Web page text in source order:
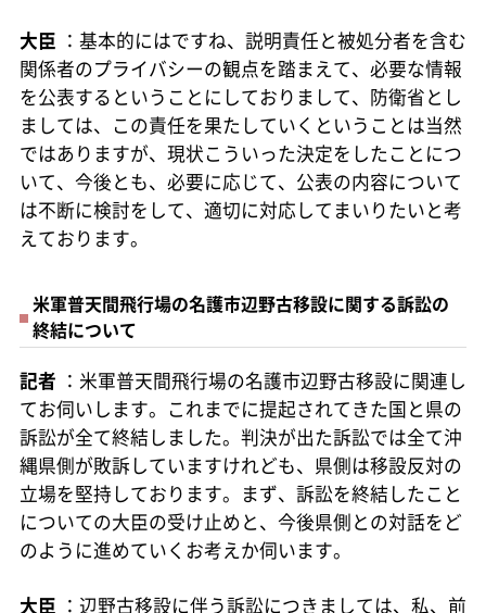
大臣 ：基本的にはですね、説明責任と被処分者を含む
関係者のプライバシーの観点を踏まえて、必要な情報
を公表するということにしておりまして、防衛省とし
ましては、この責任を果たしていくということは当然
ではありますが、現状こういった決定をしたことにつ
いて、今後とも、必要に応じて、公表の内容について
は不断に検討をして、適切に対応してまいりたいと考
えております。
米軍普天間飛行場の名護市辺野古移設に関する訴訟の
終結について
記者 ：米軍普天間飛行場の名護市辺野古移設に関連し
てお伺いします。これまでに提起されてきた国と県の
訴訟が全て終結しました。判決が出た訴訟では全て沖
縄県側が敗訴していますけれども、県側は移設反対の
立場を堅持しております。まず、訴訟を終結したこと
についての大臣の受け止めと、今後県側との対話をど
のように進めていくお考えか伺います。
大臣 ：辺野古移設に伴う訴訟につきましては、私、前